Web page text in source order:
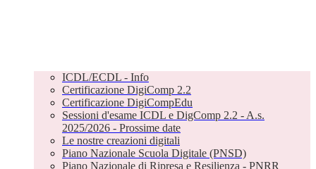
ICDL/ECDL - Info
Certificazione DigiComp 2.2
Certificazione DigiCompEdu
Sessioni d'esame ICDL e DigComp 2.2 - A.s.
2025/2026 - Prossime date
Le nostre creazioni digitali
Piano Nazionale Scuola Digitale (PNSD)
Piano Nazionale di Ripresa e Resilienza - PNRR